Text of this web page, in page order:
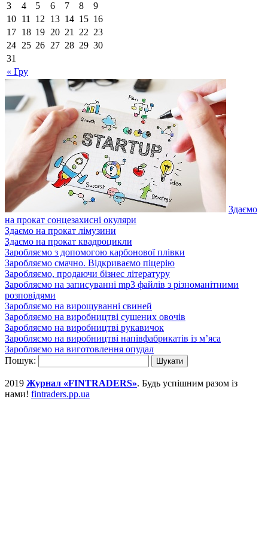
« Гру
3
4 5 6 7 8
9
10 11 12 13 14 15 16
17 18 19 20 21 22 23
24 25 26 27 28 29 30
31
Здаємо
на прокат сонцезахисні окуляри
Здаємо на прокат лімузини
Здаємо на прокат квадроцикли
Заробляємо з допомогою карбонової плівки
Заробляємо смачно. Відкриваємо піцерію
Заробляємо, продаючи бізнес літературу
Заробляємо на записуванні mp3 файлів з різноманітними
розповідями
Заробляємо на вирощуванні свиней
Заробляємо на виробництві сушених овочів
Заробляємо на виробництві рукавичок
Заробляємо на виробництві напівфабрикатів із м’яса
Заробляємо на виготовлення опудал
Пошук:
2019 Журнал «FINTRADERS». Будь успішним разом із
нами! fintraders.pp.ua